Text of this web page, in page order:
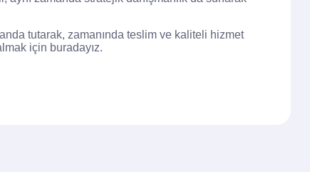
tutarak, zamanında teslim ve kaliteli hizmet
için buradayız.